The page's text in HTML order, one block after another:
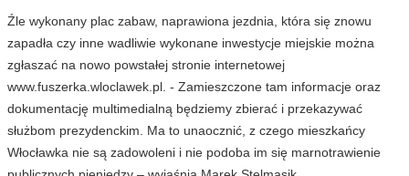
Źle wykonany plac zabaw, naprawiona jezdnia, która się znowu
zapadła czy inne wadliwie wykonane inwestycje miejskie można
zgłaszać na nowo powstałej stronie internetowej
www.fuszerka.wloclawek.pl. - Zamieszczone tam informacje oraz
dokumentację multimedialną będziemy zbierać i przekazywać
służbom prezydenckim. Ma to unaocznić, z czego mieszkańcy
Włocławka nie są zadowoleni i nie podoba im się marnotrawienie